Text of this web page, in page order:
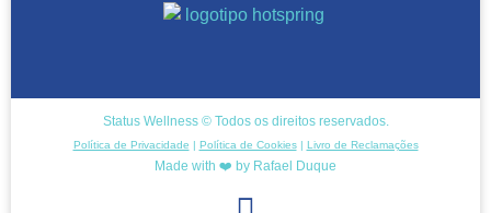
Status Wellness © Todos os direitos reservados.
Política de Privacidade | Política de Cookies| Livro de Reclamações
Made with ❤️ by Rafael Duque